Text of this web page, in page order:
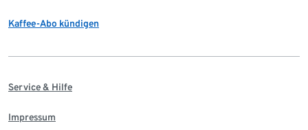
Kaffee-Abo kündigen
Service & Hilfe
Impressum